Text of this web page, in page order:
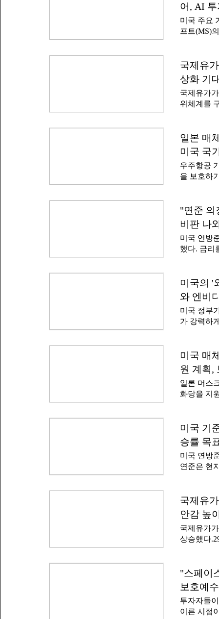
보하고 있
오래 이어
보택시 안
속 운영할
브레이크
행할 수 있
량을 개발
라스베이
시범 운행
게 됐다.미
어, AI
미국 주요
프트(MS)
자와 SK하
이터는 "
트가 AI 인
다"고 보도
해 장을 마
제시했고
따른 결과
승기를 잡
드 엘러브
국제유
상화 기
국제유가
위체계를
배럴당
유는 직전
장을 마감
우려가 이
과 이란이
관계망서
공격에 대
대(IRGC)
에 위치한
가 30일 홍
일본 매
미국 국
우주항공
을 보호하
중국산 부
사의 공장
있으면 교
하는 설비
것으로 파
정부의 우
르면 스페
(약 10조
"연준 의
비판 나
미국 연방
했다. 금리
고 시장의
"연준을
침묵을 선
했다.워시
는 대신 투
에서 워시
(현지시각)
뒤 기자회
미국의 '
와 엔비
미국 정부
가 강력하
(FCC)는
로봇)와 사
했다.사실
로 해석된
는 미국 및
매를 제한
로 규제에
최근 인공
미국 매
원 계획,
일론 머스
화당을 지
활동에 나
국 대선에
일론 머스
털 광고 등
투표를 독
시오스에
(약 3760
메리카 팩
미국 기
승률 목
미국 연방
연준은 현
씩 내렸는
속 동결을
명 가운데
를 0.25%
는 만장일
고 일자리
은 큰 변동
지 등 특정
목표치인
국제유
안감 높
국제유가
상승했다
거래일보
했다.김유
돌이 재개
발표하며
사했다고
"스페이
보호예
투자자들
이른 시점